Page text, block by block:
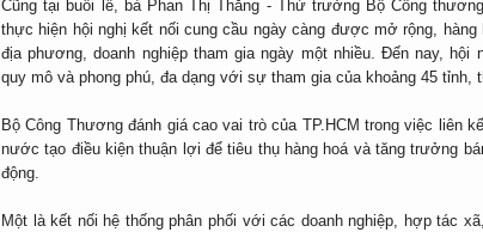
Cũng tại buổi lễ, bà Phan Thị Thắng - Thứ trưởng Bộ Công
thực hiện hội nghị kết nối cung cầu ngày càng được mở rộng,
địa phương, doanh nghiệp tham gia ngày một nhiều. Đến nay,
quy mô và phong phú, đa dạng với sự tham gia của khoảng 45 tỉnh,
Bộ Công Thương đánh giá cao vai trò của TP.HCM trong việc liên
nước tạo điều kiện thuận lợi để tiêu thụ hàng hoá và tăng trưởng
động.
Một là kết nối hệ thống phân phối với các doanh nghiệp, hợp tác